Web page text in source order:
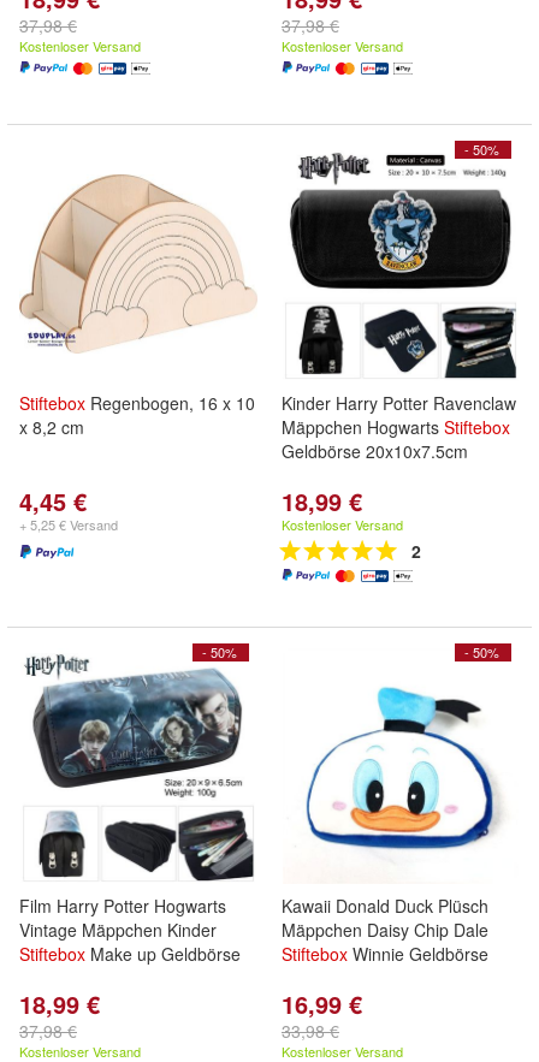
37,98 €
Kostenloser Versand
37,98 €
Kostenloser Versand
Stiftebox Regenbogen, 16 x 10
x 8,2 cm
4,45 €
+ 5,25 € Versand
- 50%
Kinder Harry Potter Ravenclaw
Mäppchen Hogwarts Stiftebox
Geldbörse 20x10x7.5cm
18,99 €
Kostenloser Versand
2
- 50%
Film Harry Potter Hogwarts
Vintage Mäppchen Kinder
Stiftebox Make up Geldbörse
18,99 €
37,98 €
Kostenloser Versand
- 50%
Kawaii Donald Duck Plüsch
Mäppchen Daisy Chip Dale
Stiftebox Winnie Geldbörse
16,99 €
33,98 €
Kostenloser Versand